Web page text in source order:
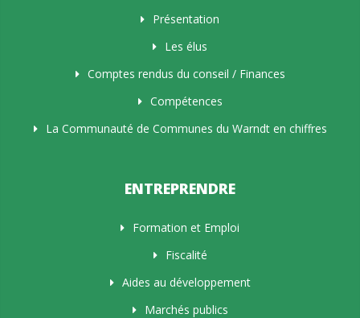
Présentation
Les élus
Comptes rendus du conseil / Finances
Compétences
La Communauté de Communes du Warndt en chiffres
ENTREPRENDRE
Formation et Emploi
Fiscalité
Aides au développement
Marchés publics